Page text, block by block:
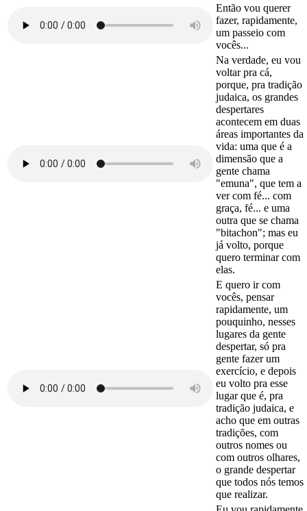
Então vou querer
fazer, rapidamente,
um passeio com
vocês...
Na verdade, eu vou
voltar pra cá,
porque, pra tradição
judaica, os grandes
despertares
acontecem em duas
áreas importantes da
vida: uma que é a
dimensão que a
gente chama
"emuna", que tem a
ver com fé... com
graça, fé... e uma
outra que se chama
"bitachon"; mas eu
já volto, porque
quero terminar com
elas.
E quero ir com
vocês, pensar
rapidamente, um
pouquinho, nesses
lugares da gente
despertar, só pra
gente fazer um
exercício, e depois
eu volto pra esse
lugar que é, pra
tradição judaica, e
acho que em outras
tradições, com
outros nomes ou
com outros olhares,
o grande despertar
que todos nós temos
que realizar.